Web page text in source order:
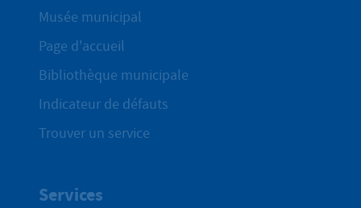
Musée municipal
Page d'accueil
Bibliothèque municipale
Indicateur de défauts
Trouver un service
Services